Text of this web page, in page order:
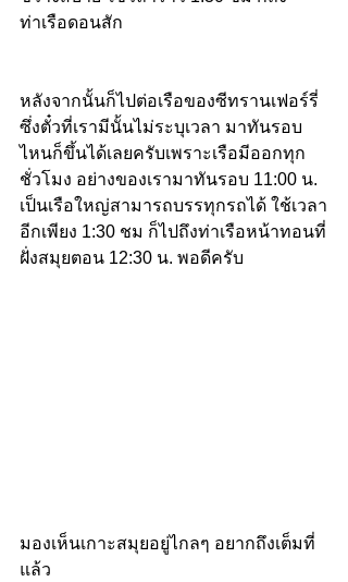
ท่าเรือดอนสัก
หลังจากนั้นก็ไปต่อเรือของซีทรานเฟอร์รี่
ซึ่งตั๋วที่เรามีนั้นไม่ระบุเวลา มาทันรอบ
ไหนก็ขึ้นได้เลยครับเพราะเรือมีออกทุก
ชั่วโมง อย่างของเรามาทันรอบ 11:00 น.
เป็นเรือใหญ่สามารถบรรทุกรถได้ ใช้เวลา
อีกเพียง 1:30 ชม ก็ไปถึงท่าเรือหน้าทอนที่
ฝั่งสมุยตอน 12:30 น. พอดีครับ
มองเห็นเกาะสมุยอยู่ไกลๆ อยากถึงเต็มที่
แล้ว